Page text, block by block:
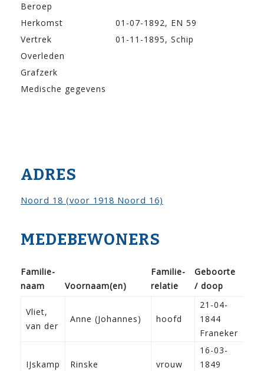
Beroep
Herkomst
01-07-1892, EN 59
Vertrek
01-11-1895, Schip
Overleden
Grafzerk
Medische gegevens
ADRES
Noord 18 (voor 1918 Noord 16)
MEDEBEWONERS
Familie­
naam
Voor­naam(en)
Familie­
relatie
Geboorte
/ doop
Vliet,
van der
Anne (Johannes) hoofd
21-04-
1844
Franeker
IJskamp Rinske vrouw
16-03-
1849